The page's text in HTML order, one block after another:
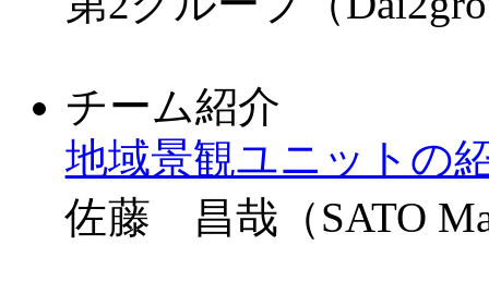
チーム紹介
地域景観ユニットの
佐藤 昌哉（SATO